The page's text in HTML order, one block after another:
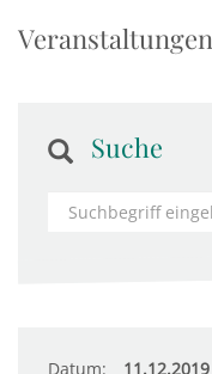
Veranstaltungen
Suche
Datum: 11.12.2019